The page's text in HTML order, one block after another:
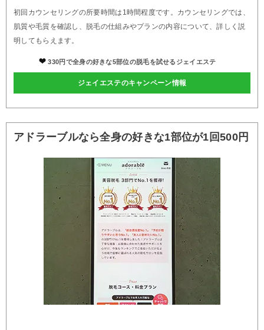
初回カウンセリングの所要時間は1時間程度です。カウンセリングでは、
肌質や毛質を確認し、脱毛の仕組みやプランの内容について、詳しく説
明してもらえます。
330円で全身の好きな5部位の脱毛を試せるジェイエステ
ジェイエステのキャンペーン情報
アドラーブルなら全身の好きな1部位が1回500円